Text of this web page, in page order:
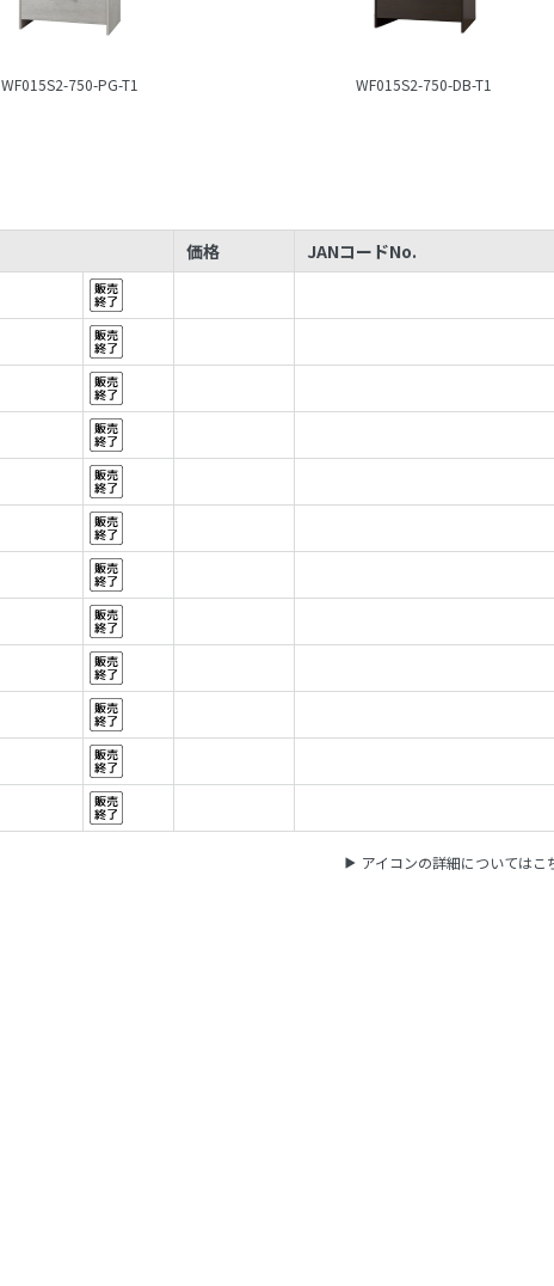
WF015S2-750-PG-T1 WF015S2-750-DB-T1
価格
JANコードNo.
アイコンの詳細についてはこ